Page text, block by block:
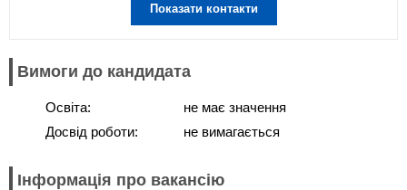
Показати контакти
Вимоги до кандидата
Освіта:
Досвід роботи:
не має значення
не вимагається
Інформація про вакансію